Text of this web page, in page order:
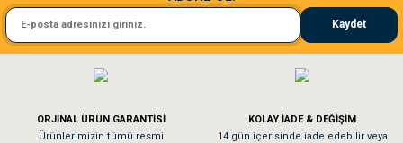
Hill's Puppy Lamb Kuzu Etli Yavru Köpek Maması
, büyüme ve gelişme dönemindeki
yavru köpekler için ideal bir beslenme seçeneğidir. Kuzu eti ve pirinç gibi kolay sindirilen
içeriklerle formüle edilmiştir, bu da sindirim sorunları yaşayan yavrular için mükemmeldir.
Omega yağ asitleri, cilt sağlığını iyileştirirken, vitamin ve mineraller yavru köpeğinizin
bağışıklık sistemini güçlendirir. Yavru köpeğinizin sağlıklı büyümesi ve gelişmesi için bu
mama mükemmel bir tercihtir.
Gönder
El**** Ek******
Köpeğim bayıldı hediyeler için teşekkürler
As**** Tu******
Kaydet
ORJİNAL ÜRÜN GARANTİSİ
Ürünlerimizin tümü resmi
KOLAY İADE & DEĞİŞİM
14 gün içerisinde iade edebilir veya